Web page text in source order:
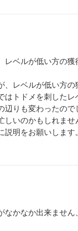
ベルが低い方の獲
、レベルが低い方
はトドメを刺した
りも変わったので
しいのかもしれま
明をお願いします
なかなか出来ませ